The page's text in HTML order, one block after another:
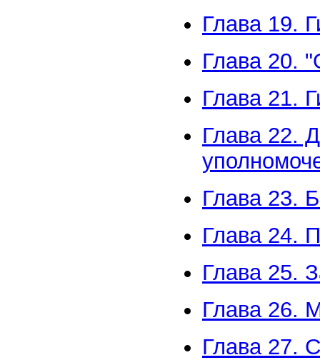
Глава 19.
Глава 20.
Глава 21.
Глава 22.
Глава 23.
Глава 24.
Глава 25.
Глава 26.
Глава 27.